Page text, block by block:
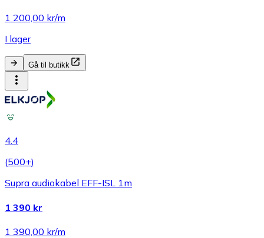
1 200,00 kr/m
I lager
Gå til butikk
4.4
(500+)
Supra audiokabel EFF-ISL 1m
1 390 kr
1 390,00 kr/m